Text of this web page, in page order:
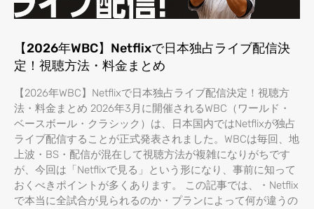
【2026年WBC】Netflixで日本独占ライブ配信決
定！視聴方法・料金まとめ
【2026年WBC】Netflixで日本独占ライブ配信決定！視聴方
法・料金まとめ 2026年3月に開催されるWBC（ワールド・
ベースボール・クラシック）は、日本国内ではNetflixが独占
ライブ配信することが正式発表されました。WBCは毎回、地
上波・BS・配信が混在して視聴方法が複雑になりがちです
が、今回は「Netflixで見る」という形になり、事前に知って
おくべきポイントが多くあります。 この記事では、・Netflix
で本当に全試合が見られるのか・プランによって何が違うの